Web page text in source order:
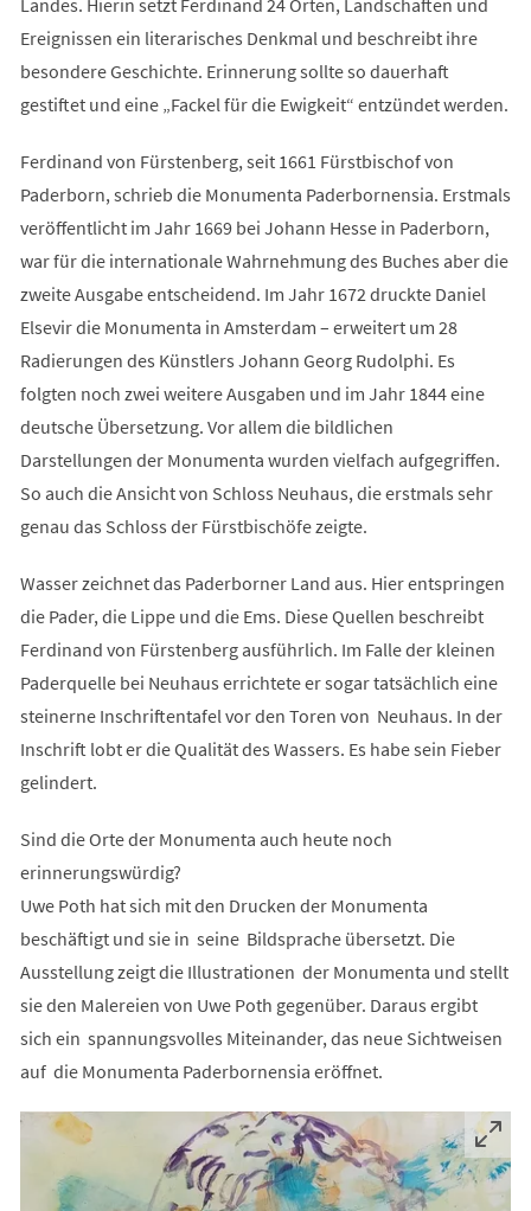
Landes. Hierin setzt Ferdinand 24 Orten, Landschaften und
Ereignissen ein literarisches Denkmal und beschreibt ihre
besondere Geschichte. Erinnerung sollte so dauerhaft
gestiftet und eine „Fackel für die Ewigkeit“ entzündet werden.
Ferdinand von Fürstenberg, seit 1661 Fürstbischof von
Paderborn, schrieb die Monumenta Paderbornensia. Erstmals
veröffentlicht im Jahr 1669 bei Johann Hesse in Paderborn,
war für die internationale Wahrnehmung des Buches aber die
zweite Ausgabe entscheidend. Im Jahr 1672 druckte Daniel
Elsevir die Monumenta in Amsterdam – erweitert um 28
Radierungen des Künstlers Johann Georg Rudolphi. Es
folgten noch zwei weitere Ausgaben und im Jahr 1844 eine
deutsche Übersetzung. Vor allem die bildlichen
Darstellungen der Monumenta wurden vielfach aufgegriffen.
So auch die Ansicht von Schloss Neuhaus, die erstmals sehr
genau das Schloss der Fürstbischöfe zeigte.
Wasser zeichnet das Paderborner Land aus. Hier entspringen
die Pader, die Lippe und die Ems. Diese Quellen beschreibt
Ferdinand von Fürstenberg ausführlich. Im Falle der kleinen
Paderquelle bei Neuhaus errichtete er sogar tatsächlich eine
steinerne Inschriftentafel vor den Toren von Neuhaus. In der
Inschrift lobt er die Qualität des Wassers. Es habe sein Fieber
gelindert.
Sind die Orte der Monumenta auch heute noch
erinnerungswürdig?
Uwe Poth hat sich mit den Drucken der Monumenta
beschäftigt und sie in seine Bildsprache übersetzt. Die
Ausstellung zeigt die Illustrationen der Monumenta und stellt
sie den Malereien von Uwe Poth gegenüber. Daraus ergibt
sich ein spannungsvolles Miteinander, das neue Sichtweisen
auf die Monumenta Paderbornensia eröffnet.